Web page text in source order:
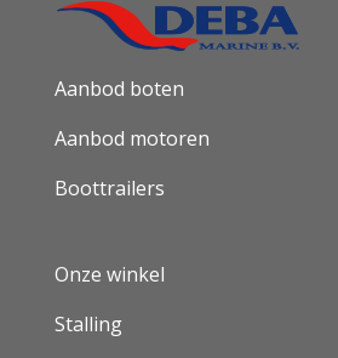
Aanbod boten
Aanbod motoren
Boottrailers
Onze winkel
Stalling